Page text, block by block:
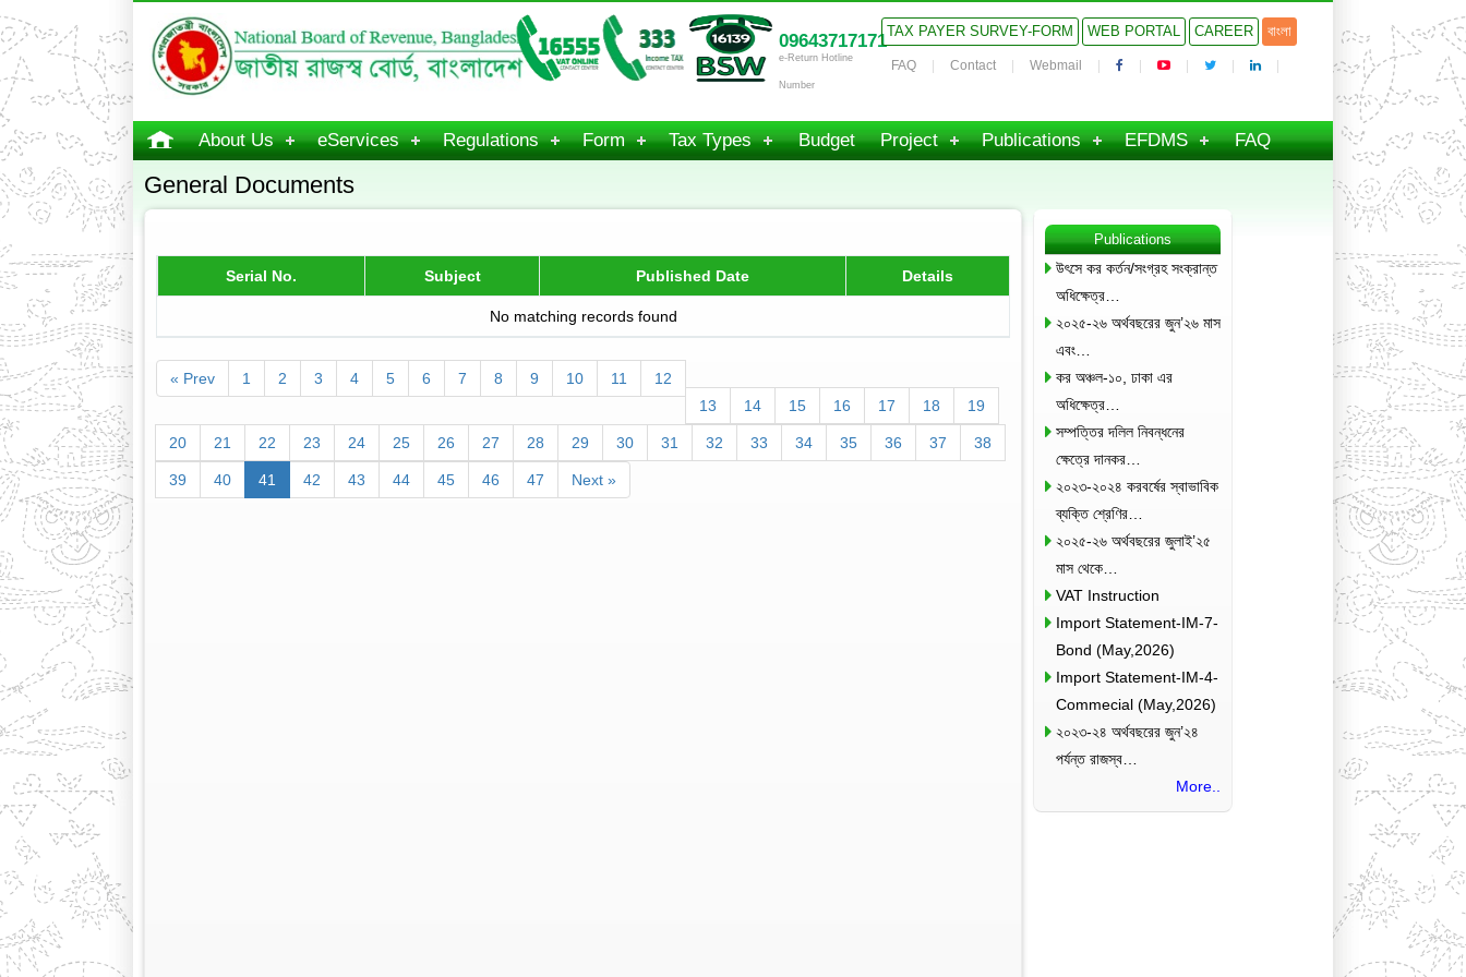
09643717171
e-Return Hotline
Number
TAX PAYER SURVEY-FORM WEB PORTAL CAREER বাংলা
FAQ Contact Webmail
About Us eServices Regulations Form Tax Types Budget Project Publications EFDMS FAQ
General Documents
Serial No. Subject Published Date Details
No matching records found
« Prev 1 2 3 4 5 6 7 8 9 10 11
12
13
14 15 16 17 18 19
20 21 22 23 24 25 26 27 28 29 30 31 32 33 34 35 36 37 38
39 40 41 42 43 44 45 46 47 Next »
Publications
উৎসে কর কর্তন/সংগ্রহ সংক্রান্ত
অধিক্ষেত্র…
২০২৫-২৬ অর্থবছরের জুন’২৬ মাস
এবং…
কর অঞ্চল-১০, ঢাকা এর
অধিক্ষেত্র…
সম্পত্তির দলিল নিবন্ধনের
ক্ষেত্রে দানকর…
২০২৩-২০২৪ করবর্ষের স্বাভাবিক
ব্যক্তি শ্রেণির…
২০২৫-২৬ অর্থবছরের জুলাই’২৫
মাস থেকে…
VAT Instruction
Import Statement-IM-7-
Bond (May,2026)
Import Statement-IM-4-
Commecial (May,2026)
২০২৩-২৪ অর্থবছরের জুন’২৪
পর্যন্ত রাজস্ব…
More..